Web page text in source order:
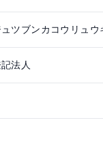
ツブンカコウリュウ
法人